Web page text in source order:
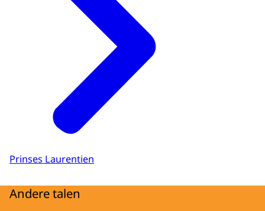
Prinses Laurentien
Andere talen